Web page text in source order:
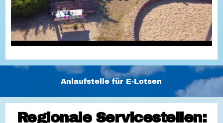
Anlaufstelle für E-Lotsen
Regionale Servicestellen: